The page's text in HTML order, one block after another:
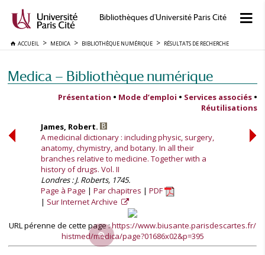
Bibliothèques d'Université Paris Cité
ACCUEIL MEDICA BIBLIOTHÈQUE NUMÉRIQUE RÉSULTATS DE RECHERCHE
Medica — Bibliothèque numérique
Présentation • Mode d’emploi • Services associés •
Réutilisations
James, Robert.
A medicinal dictionary : including physic, surgery,
anatomy, chymistry, and botany. In all their
branches relative to medicine. Together with a
history of drugs. Vol. II
Londres : J. Roberts, 1745.
Page à Page
Par chapitres
PDF
Sur Internet Archive
URL pérenne de cette page :https://www.biusante.parisdescartes.fr/
histmed/medica/page?01686x02&p=395